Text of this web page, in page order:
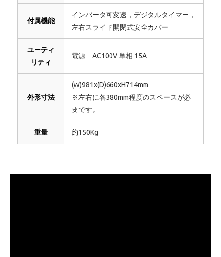
付属機能
インバータ可変速，デジタルタイマー，
左右スライド開閉式安全カバー
ユーティ
リティ
電源 AC100V 単相 15A
外形寸法
(W)981x(D)660xH714mm
※左右に各380mm程度のスペースが必
要です。
重量 約150Kg